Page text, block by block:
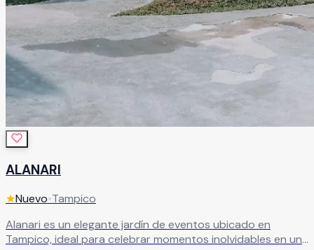
ALANARI
★Nuevo•Tampico
Alanari es un elegante jardín de eventos ubicado en
Tampico, ideal para celebrar momentos inolvidables en un